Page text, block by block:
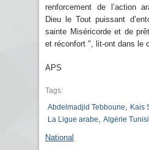
renforcement de l’action
Dieu le Tout puissant
sainte Miséricorde et de
et réconfort ", lit-ont dans le
APS
Tags:
Abdelmadjid Tebboune
Kais
La Ligue arabe Algérie
National